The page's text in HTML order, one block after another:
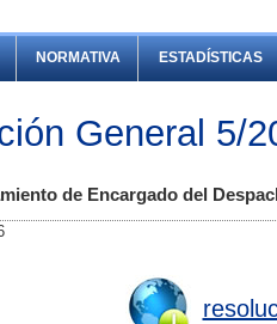
NORMATIVA ESTADÍSTICAS
General 5/
de Encargado del